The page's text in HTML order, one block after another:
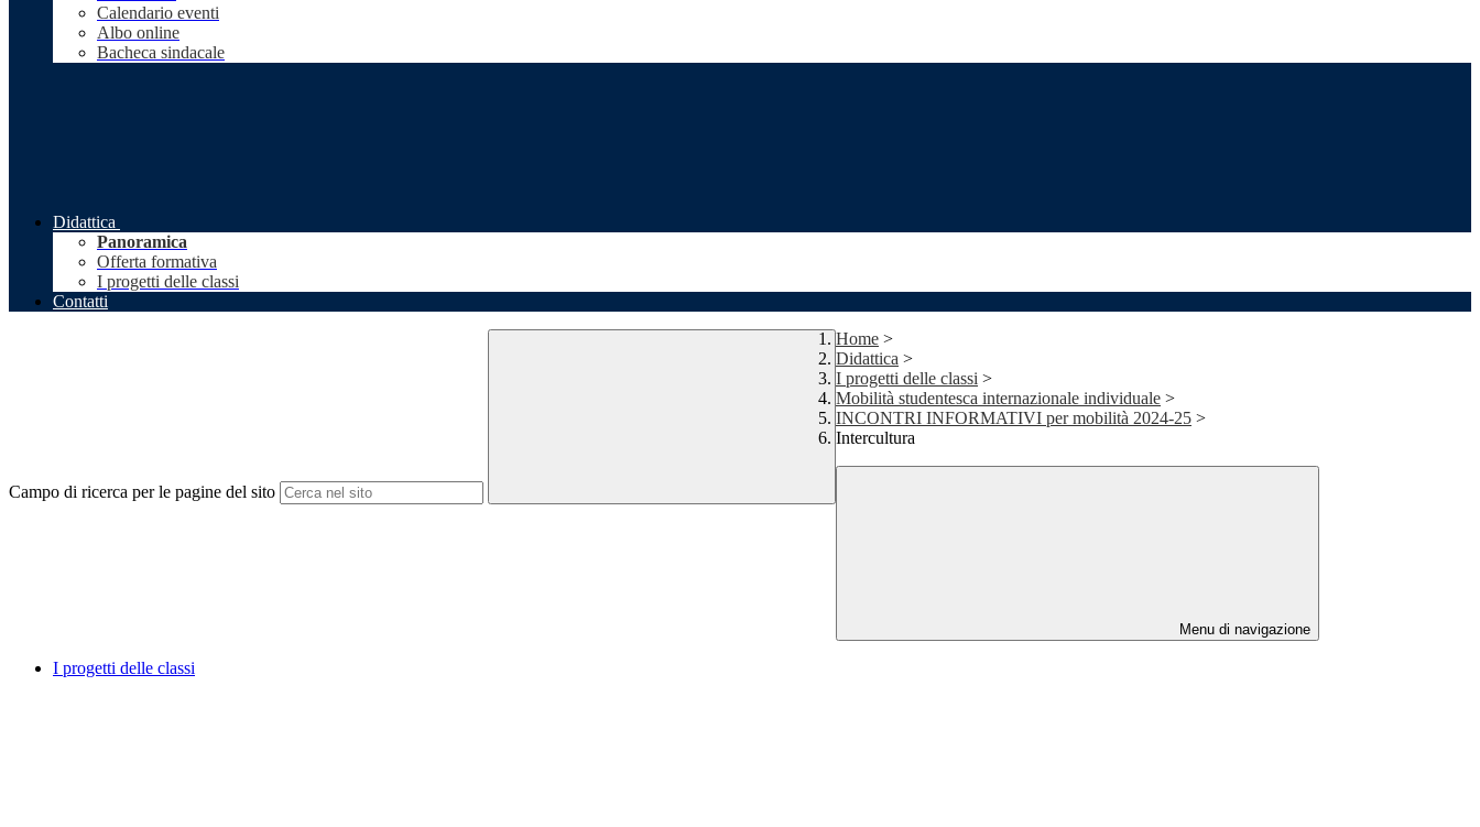
Calendario eventi
Albo online
Bacheca sindacale
Didattica
Panoramica
Offerta formativa
I progetti delle classi
Contatti
Campo di ricerca per le pagine del sito
Home >
Didattica >
I progetti delle classi >
Mobilità studentesca internazionale individuale >
INCONTRI INFORMATIVI per mobilità 2024-25 >
Intercultura
Menu di navigazione
I progetti delle classi